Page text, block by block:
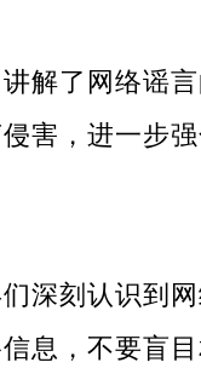
解了网络谣
害，进一步
深刻认识到
息，不要盲目